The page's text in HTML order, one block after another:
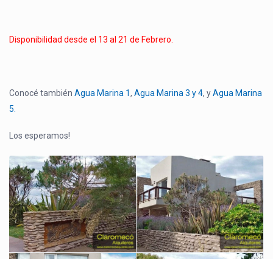
Disponibilidad desde el 13 al 21 de Febrero.
Conocé tambiénAgua Marina 1,Agua Marina 3 y 4, yAgua Marina
5.
Los esperamos!